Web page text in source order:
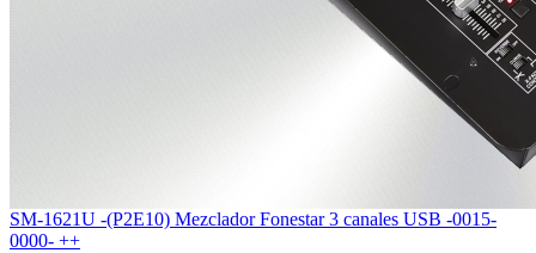
SM-1621U -(P2E10) Mezclador Fonestar 3 canales USB -0015-
0000- ++